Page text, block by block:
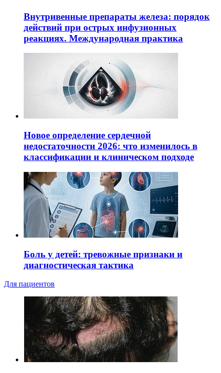
Внутривенные препараты железа: порядок
действий при острых инфузионных
реакциях. Международная практика
Новое определение сердечной
недостаточности 2026: что изменилось в
классификации и клиническом подходе
Боль у детей: тревожные признаки и
диагностическая тактика
Для пациентов